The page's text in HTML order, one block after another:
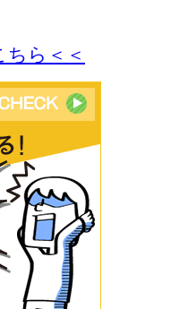
ちら＜＜